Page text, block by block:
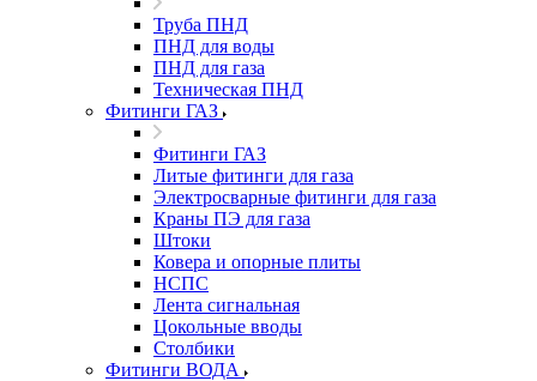
Труба ПНД
ПНД для воды
ПНД для газа
Техническая ПНД
Фитинги ГАЗ
Фитинги ГАЗ
Литые фитинги для газа
Электросварные фитинги для газа
Краны ПЭ для газа
Штоки
Ковера и опорные плиты
НСПС
Лента сигнальная
Цокольные вводы
Столбики
Фитинги ВОДА